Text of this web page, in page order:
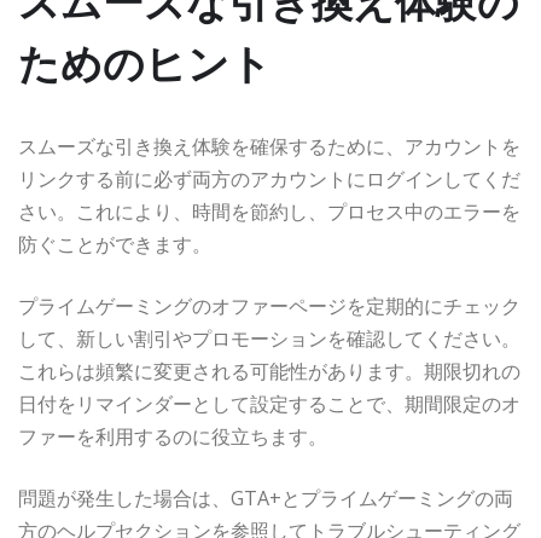
ためのヒント
スムーズな引き換え体験を確保するために、アカウントを
リンクする前に必ず両方のアカウントにログインしてくだ
さい。これにより、時間を節約し、プロセス中のエラーを
防ぐことができます。
プライムゲーミングのオファーページを定期的にチェック
して、新しい割引やプロモーションを確認してください。
これらは頻繁に変更される可能性があります。期限切れの
日付をリマインダーとして設定することで、期間限定のオ
ファーを利用するのに役立ちます。
問題が発生した場合は、GTA+とプライムゲーミングの両
方のヘルプセクションを参照してトラブルシューティング